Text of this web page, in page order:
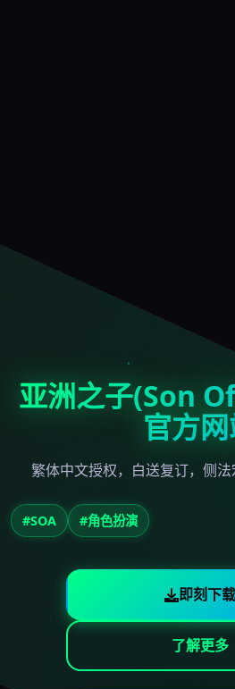
亚洲之子(Son
官方
繁体中文授权，白送复订，侧
#SOA #角色扮演
即刻下载
了解更多